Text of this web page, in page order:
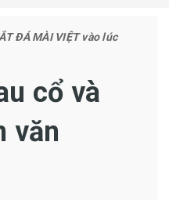
ĐÁ MÀI VIỆTvào lúc
cổ và
văn